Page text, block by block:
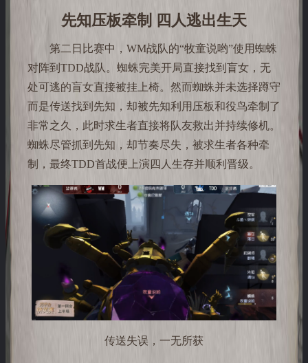
先知压板牵制 四人逃出生天
第二日比赛中，WM战队的“牧童说哟”使用蜘蛛
对阵到TDD战队。蜘蛛完美开局直接找到盲女，无
处可逃的盲女直接被挂上椅。然而蜘蛛并未选择蹲守
而是传送找到先知，却被先知利用压板和役鸟牵制了
非常之久，此时求生者直接将队友救出并持续修机。
蜘蛛尽管抓到先知，却节奏尽失，被求生者各种牵
制，最终TDD首战便上演四人生存并顺利晋级。
传送失误，一无所获